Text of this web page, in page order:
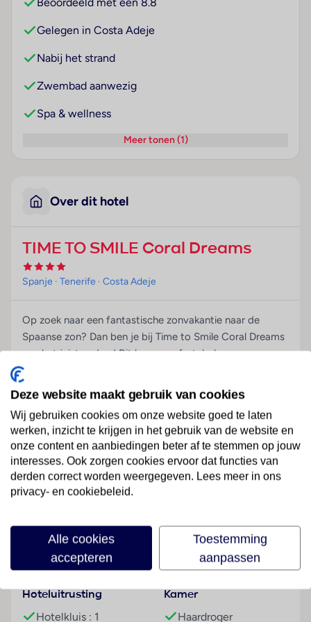
Beoordeeld met een 8.8
Gelegen in Costa Adeje
Nabij het strand
Zwembad aanwezig
Spa & wellness
Meer tonen (1)
Over dit hotel
TIME TO SMILE Coral Dreams
Spanje · Tenerife · Costa Adeje
Op zoek naar een fantastische zonvakantie naar de
Spaanse zon? Dan ben je bij Time to Smile Coral Dreams
aan het juiste adres! Dit luxe, comfortabele
viersterrenhotel ligt op het populaire Canarische eiland
Tenerife, in de gezellige plaats Playa de las Americas!
Neem een duik in het zwembad of ontspan op het
nabijgelegen strand! Lekker erop uit? Ontdek het
gezellige centrum van Playa de las Americas!
Meer informatie over Time to Smile Coral Dreams:
Gratis Wi-Fi
Zonneterras met ligbedden en parasols
Speelplaats
Tuin
Bar
Bakkerij
Lees meer
Faciliteiten
Hoteluitrusting
Hotelkluis : 1
Kamer
Haardroger
Deze website maakt gebruik van cookies
Wij gebruiken cookies om onze website goed te laten
werken, inzicht te krijgen in het gebruik van de website en
onze content en aanbiedingen beter af te stemmen op jouw
interesses. Ook zorgen cookies ervoor dat functies van
derden correct worden weergegeven. Lees meer in ons
privacy- en cookiebeleid.
Alle cookies
accepteren
Toestemming
aanpassen